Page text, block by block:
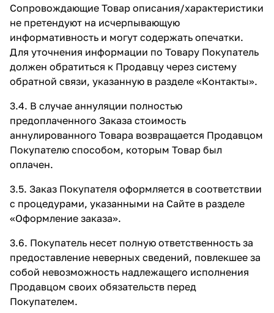
Сопровождающие Товар описания/характеристики
не претендуют на исчерпывающую
информативность и могут содержать опечатки.
Для уточнения информации по Товару Покупатель
должен обратиться к Продавцу через систему
обратной связи, указанную в разделе «Контакты».
3.4. В случае аннуляции полностью
предоплаченного Заказа стоимость
аннулированного Товара возвращается Продавцом
Покупателю способом, которым Товар был
оплачен.
3.5. Заказ Покупателя оформляется в соответствии
с процедурами, указанными на Сайте в разделе
«Оформление заказа».
3.6. Покупатель несет полную ответственность за
предоставление неверных сведений, повлекшее за
собой невозможность надлежащего исполнения
Продавцом своих обязательств перед
Покупателем.